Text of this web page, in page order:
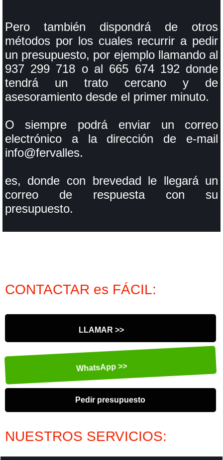
Pero también dispondrá de otros
métodos por los cuales recurrir a pedir
un presupuesto, por ejemplo llamando al
937 299 718 o al 665 674 192 donde
tendrá un trato cercano y de
asesoramiento desde el primer minuto.
O siempre podrá enviar un correo
electrónico a la dirección de e-mail
info@fervalles.
es, donde con brevedad le llegará un
correo de respuesta con su
presupuesto.
CONTACTAR es FÁCIL:
LLAMAR >>
WhatsApp >>
Pedir presupuesto
NUESTROS SERVICIOS: